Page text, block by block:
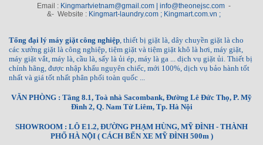
Email : Kingmartvietnam@gmail.com | info@theonejsc.com -
&- Website : Kingmart-laundry.com ; Kingmart.com.vn ;
Tổng đại lý máy giặt công nghiệp, thiết bị giặt là, dây chuyền giặt là cho
các xưởng giặt là công nghiệp, tiệm giặt và tiệm giặt khô là hơi, máy giặt,
máy giặt vắt, máy là, cầu là, sấy là ủi ép, máy là ga ... dịch vụ giặt ủi. Thiết bị
chính hãng, được nhập khẩu nguyên chiếc, mới 100%, dịch vụ bảo hành tốt
nhất và giá tốt nhất phân phối toàn quốc ...
VĂN PHÒNG : Tầng 8.1, Toà nhà Sacombank, Đường Lê Đức Thọ, P. Mỹ
Đình 2, Q. Nam Từ Liêm, Tp. Hà Nội
SHOWROOM : LÔ E1.2, ĐƯỜNG PHẠM HÙNG, MỸ ĐÌNH - THÀNH
PHỐ HÀ NỘI ( CÁCH BẾN XE MỸ ĐÌNH 500m )